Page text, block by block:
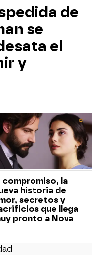
de
se
el
y
compromiso, la
historia de
secretos y
que llega
pronto a Nova